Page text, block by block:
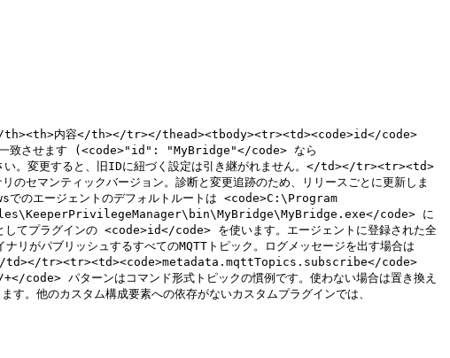
内容</th></tr></thead><tbody><tr><td><code>id</code>
一致させます (<code>"id": "MyBridge"</code> なら
。変更すると、旧IDに紐づく設定は引き継がれません。</td></tr><tr><td>
ティックバージョン。診断と変更追跡のため、リリースごとに更新しま
エージェントのデフォルトルートは <code>C:\Program
code> に
ラグインの <code>id</code> を使います。エージェントに登録された全
ブリッシュするすべてのMQTTトピック。ログメッセージを出す場合は
す。</td></tr><tr><td><code>metadata.mqttTopics.subscribe</code>
パターンはコマンド形式トピックの慣例です。使わない場合は置き換え
のカスタム構成要素への依存がないカスタムプラグインでは、